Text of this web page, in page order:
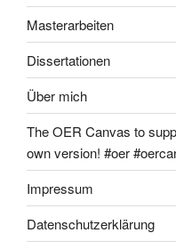
Masterarbeiten
Dissertationen
Über mich
The OER Canvas to
own version! #oer
Impressum
Datenschutzerklärung